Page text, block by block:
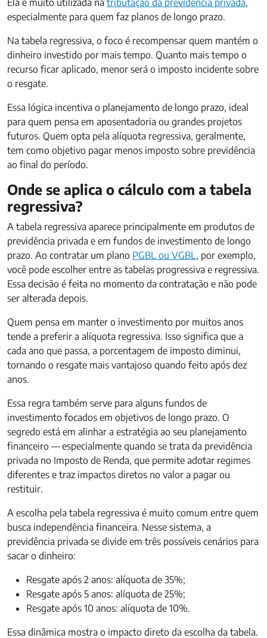
Ela é muito utilizada na tributação da previdência privada,
especialmente para quem faz planos de longo prazo.
Na tabela regressiva, o foco é recompensar quem mantém o
dinheiro investido por mais tempo. Quanto mais tempo o
recurso ficar aplicado, menor será o imposto incidente sobre
o resgate.
Essa lógica incentiva o planejamento de longo prazo, ideal
para quem pensa em aposentadoria ou grandes projetos
futuros. Quem opta pela alíquota regressiva, geralmente,
tem como objetivo pagar menos imposto sobre previdência
ao final do período.
Onde se aplica o cálculo com a tabela
regressiva?
A tabela regressiva aparece principalmente em produtos de
previdência privada e em fundos de investimento de longo
prazo. Ao contratar um plano PGBL ou VGBL, por exemplo,
você pode escolher entre as tabelas progressiva e regressiva.
Essa decisão é feita no momento da contratação e não pode
ser alterada depois.
Quem pensa em manter o investimento por muitos anos
tende a preferir a alíquota regressiva. Isso significa que a
cada ano que passa, a porcentagem de imposto diminui,
tornando o resgate mais vantajoso quando feito após dez
anos.
Essa regra também serve para alguns fundos de
investimento focados em objetivos de longo prazo. O
segredo está em alinhar a estratégia ao seu planejamento
financeiro — especialmente quando se trata da previdência
privada no Imposto de Renda, que permite adotar regimes
diferentes e traz impactos diretos no valor a pagar ou
restituir.
A escolha pela tabela regressiva é muito comum entre quem
busca independência financeira. Nesse sistema, a
previdência privada se divide em três possíveis cenários para
sacar o dinheiro:
Resgate após 2 anos: alíquota de 35%;
Resgate após 5 anos: alíquota de 25%;
Resgate após 10 anos: alíquota de 10%.
Essa dinâmica mostra o impacto direto da escolha da tabela.